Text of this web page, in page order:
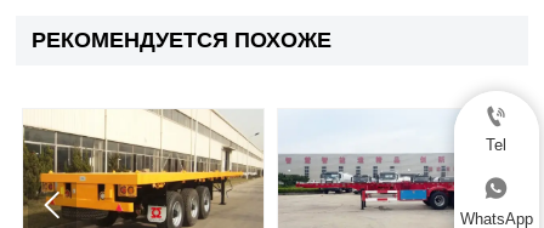
РЕКОМЕНДУЕТСЯ ПОХОЖЕ
 

Tel

WhatsApp